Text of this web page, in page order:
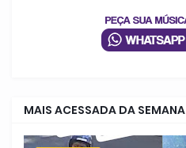
MAIS ACESSADA DA SEMANA